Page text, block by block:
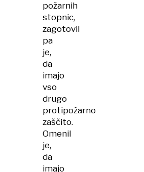
požarnih
stopnic,
zagotovil
pa
je,
da
imajo
vso
drugo
protipožarno
zaščito.
Omenil
je,
da
imajo